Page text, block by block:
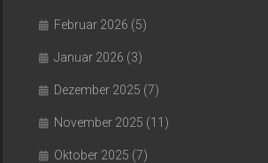
Februar 2026 (5)
Januar 2026 (3)
Dezember 2025 (7)
November 2025 (11)
Oktober 2025 (7)